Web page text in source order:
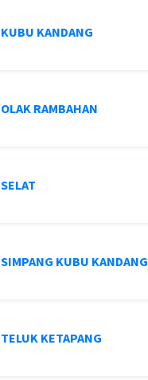
KUBU KANDANG
OLAK RAMBAHAN
SELAT
SIMPANG KUBU KANDANG
TELUK KETAPANG